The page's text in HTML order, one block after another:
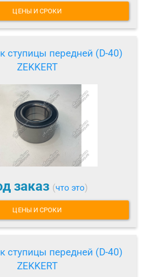
ЦЕНЫ И СРОКИ
ступицы передней (D-40)
ZEKKERT
заказ (что это)
ЦЕНЫ И СРОКИ
ступицы передней (D-40)
ZEKKERT